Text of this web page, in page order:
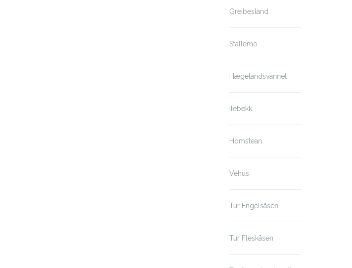
Greibesland
Stallemo
Hægelandsvannet
Ilebekk
Homstean
Vehus
Tur Engelsåsen
Tur Fleskåsen